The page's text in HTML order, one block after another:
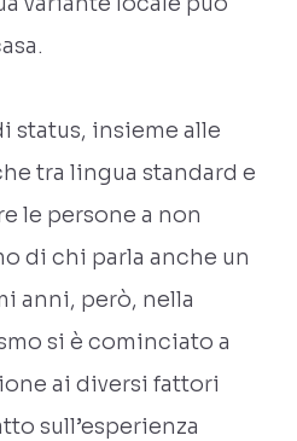
status, insieme alle
tra lingua standard e
le persone a non
di chi parla anche un
anni, però, nella
si è cominciato a
ai diversi fattori
sull’esperienza